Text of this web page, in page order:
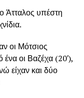
Άτταλος υπέστη
οι Μότσιος
ένα οι Βαζέχα (20′),
είχαν και δύο